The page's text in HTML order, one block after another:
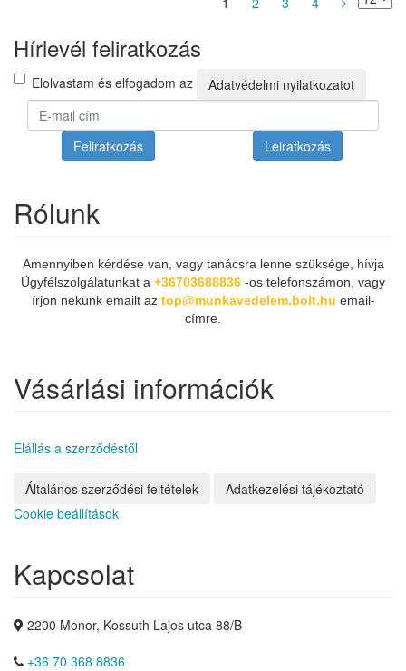
Hírlevél feliratkozás
Elolvastam és elfogadom az Adatvédelmi nyilatkozatot
Feliratkozás Leiratkozás
Rólunk
Amennyiben kérdése van, vagy tanácsra lenne szüksége, hívja
Ügyfélszolgálatunkat a +36703688836 -os telefonszámon, vagy
írjon nekünk emailt az top@munkavedelem.bolt.hu email-
címre.
Vásárlási információk
Elállás a szerződéstől
Általános szerződési feltételek
Adatkezelési tájékoztató
Cookie beállítások
Kapcsolat
2200 Monor, Kossuth Lajos utca 88/B
+36 70 368 8836